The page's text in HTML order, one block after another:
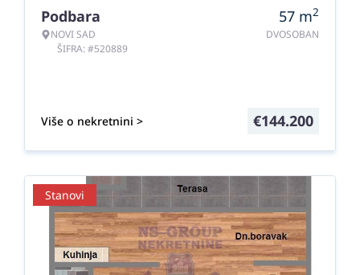
Podbara
NOVI SAD
ŠIFRA: #520889
57 m2
DVOSOBAN
Više o nekretnini > €144.200
Stanovi